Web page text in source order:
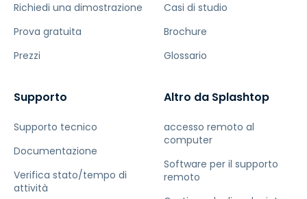
Richiedi una dimostrazione
Prova gratuita
Prezzi
Casi di studio
Brochure
Glossario
Supporto
Supporto tecnico
Documentazione
Verifica stato/tempo di
attività
Altro da Splashtop
accesso remoto al
computer
Software per il supporto
remoto